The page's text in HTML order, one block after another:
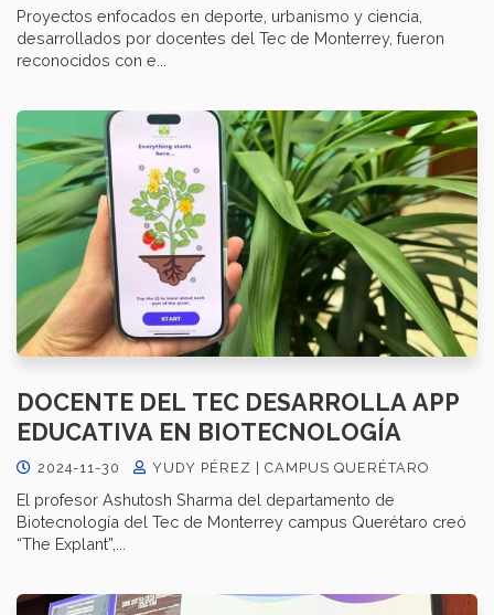
Proyectos enfocados en deporte, urbanismo y ciencia,
desarrollados por docentes del Tec de Monterrey, fueron
reconocidos con e...
DOCENTE DEL TEC DESARROLLA APP
EDUCATIVA EN BIOTECNOLOGÍA
2024-11-30 YUDY PÉREZ | CAMPUS QUERÉTARO
El profesor Ashutosh Sharma del departamento de
Biotecnología del Tec de Monterrey campus Querétaro creó
“The Explant”,...